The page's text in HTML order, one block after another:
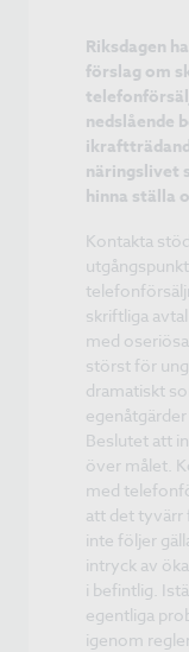
Riksdagen
förslag om
nedslående
näringslivet
hinna ställa
Kontakta
skriftliga
med
störst för
dramatiskt
Beslutet att
över målet.
med
att det tyvärr
inte följer
intryck av
i befintlig.
egentliga
igenom